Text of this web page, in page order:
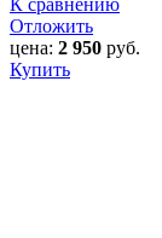
Отложить
цена: 2 950 руб.
Купить